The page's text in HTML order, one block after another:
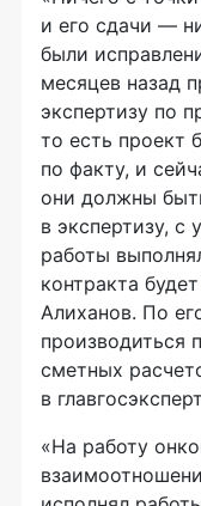
и его сдачи —
были
месяцев назад
экспертизу по
то есть проект
по факту, и
они должны
в экспертизу, с
работы
контракта
Алиханов. По
производиться
сметных
в
«На работу